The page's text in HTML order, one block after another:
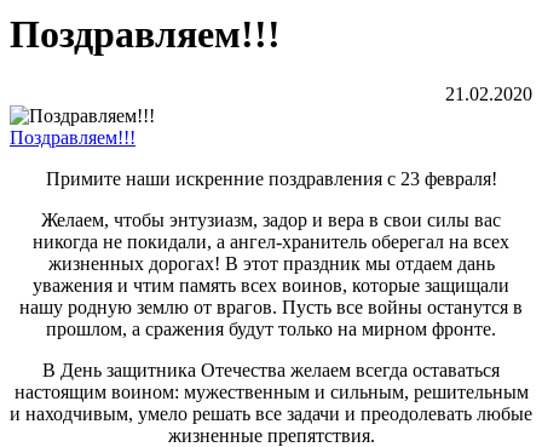
Поздравляем!!!
21.02.2020
Поздравляем!!!
Примите наши искренние поздравления с 23 февраля!
Желаем, чтобы энтузиазм, задор и вера в свои силы вас
никогда не покидали, а ангел-хранитель оберегал на всех
жизненных дорогах! В этот праздник мы отдаем дань
уважения и чтим память всех воинов, которые защищали
нашу родную землю от врагов. Пусть все войны останутся в
прошлом, а сражения будут только на мирном фронте.
В День защитника Отечества желаем всегда оставаться
настоящим воином: мужественным и сильным, решительным
и находчивым, умело решать все задачи и преодолевать любые
жизненные препятствия.